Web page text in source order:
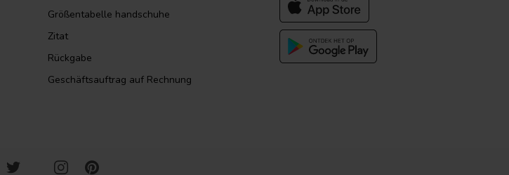
Größentabelle handschuhe
Zitat
Rückgabe
Geschäftsauftrag auf Rechnung